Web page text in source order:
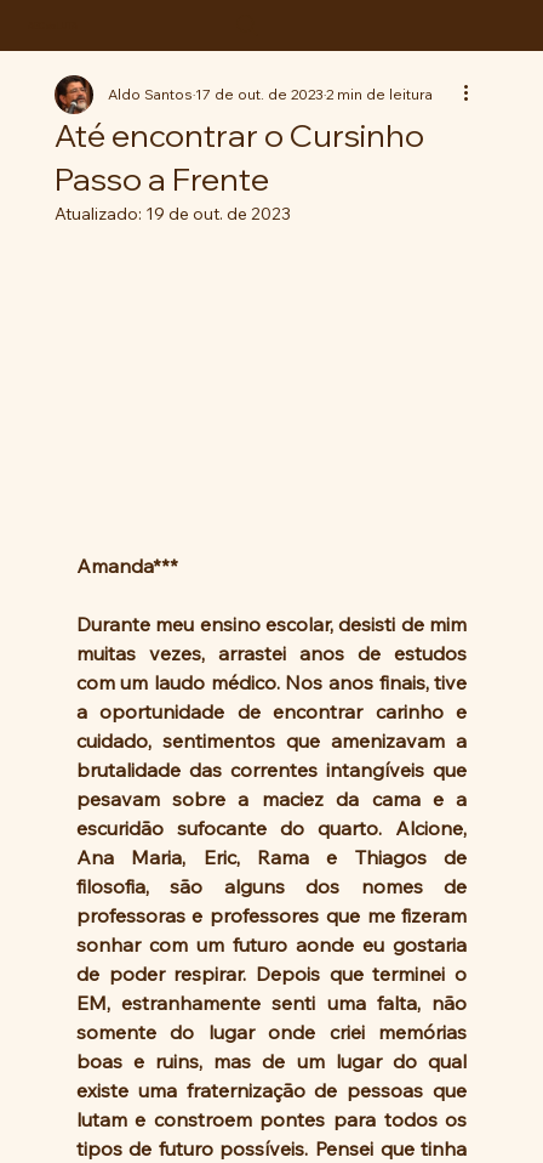
Até encontrar o Cursinho
Passo a Frente
Aldo Santos17 de out. de 20232 min de leitura
Atualizado: 19 de out. de 2023
Amanda***
Durante meu ensino escolar, desisti de mim
muitas vezes, arrastei anos de estudos
com um laudo médico. Nos anos finais, tive
a oportunidade de encontrar carinho e
cuidado, sentimentos que amenizavam a
brutalidade das correntes intangíveis que
pesavam sobre a maciez da cama e a
escuridão sufocante do quarto. Alcione,
Ana Maria, Eric, Rama e Thiagos de
filosofia, são alguns dos nomes de
professoras e professores que me fizeram
sonhar com um futuro aonde eu gostaria
de poder respirar. Depois que terminei o
EM, estranhamente senti uma falta, não
somente do lugar onde criei memórias
boas e ruins, mas de um lugar do qual
existe uma fraternização de pessoas que
lutam e constroem pontes para todos os
tipos de futuro possíveis. Pensei que tinha